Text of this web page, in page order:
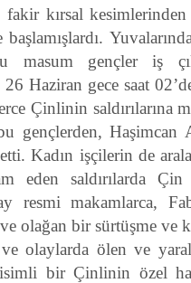
fakir kırsal
masum gençler iş
Haziran gece saat
Çinlinin saldırılarına
gençlerden, Haşimcan
Kadın işçilerin de
eden saldırılarda
resmi makamlarca,
olağan bir sürtüşme ve
olaylarda ölen ve
bir Çinlinin özel